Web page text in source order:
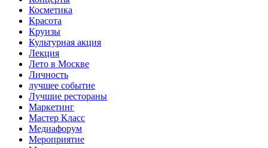
Косметика
Красота
Круизы
Культурная акция
Лекция
Лето в Москве
Личность
лучшее событие
Лучшие рестораны
Маркетинг
Мастер Класс
Медиафорум
Мероприятие